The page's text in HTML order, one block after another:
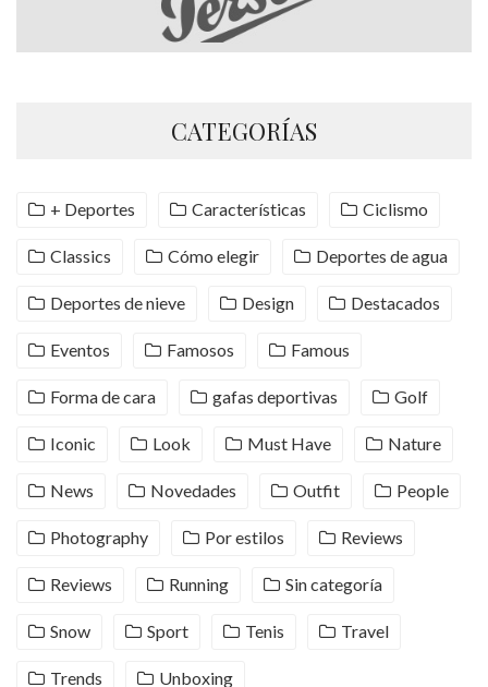
CATEGORÍAS
+ Deportes Características Ciclismo
Classics Cómo elegir Deportes de agua
Deportes de nieve Design Destacados
Eventos Famosos Famous
Forma de cara gafas deportivas Golf
Iconic Look Must Have Nature
News Novedades Outfit People
Photography Por estilos Reviews
Reviews Running Sin categoría
Snow Sport Tenis Travel
Trends Unboxing